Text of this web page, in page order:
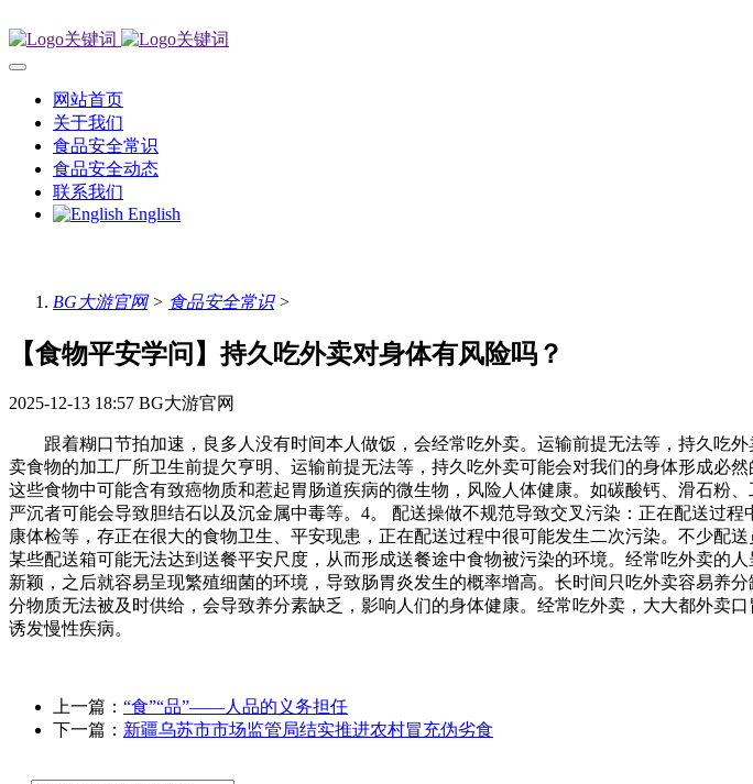
网站首页
关于我们
食品安全常识
食品安全动态
联系我们
English
BG大游官网> 食品安全常识>
【食物平安学问】持久吃外卖对身体有风险吗？
2025-12-13 18:57 BG大游官网
跟着糊口节拍加速，良多人没有时间本人做饭，会经常吃外卖。运输前提无法等，持久吃
卖食物的加工厂所卫生前提欠亨明、运输前提无法等，持久吃外卖可能会对我们的身体形成必
这些食物中可能含有致癌物质和惹起胃肠道疾病的微生物，风险人体健康。如碳酸钙、滑石粉
严沉者可能会导致胆结石以及沉金属中毒等。4。 配送操做不规范导致交叉污染：正在配送过
康体检等，存正在很大的食物卫生、平安现患，正在配送过程中很可能发生二次污染。不少配
某些配送箱可能无法达到送餐平安尺度，从而形成送餐途中食物被污染的环境。经常吃外卖的
新颖，之后就容易呈现繁殖细菌的环境，导致肠胃炎发生的概率增高。长时间只吃外卖容易养
分物质无法被及时供给，会导致养分素缺乏，影响人们的身体健康。经常吃外卖，大大都外卖
诱发慢性疾病。
上一篇： “食”“品”——人品的义务担任
下一篇： 新疆乌苏市市场监管局结实推进农村冒充伪劣食